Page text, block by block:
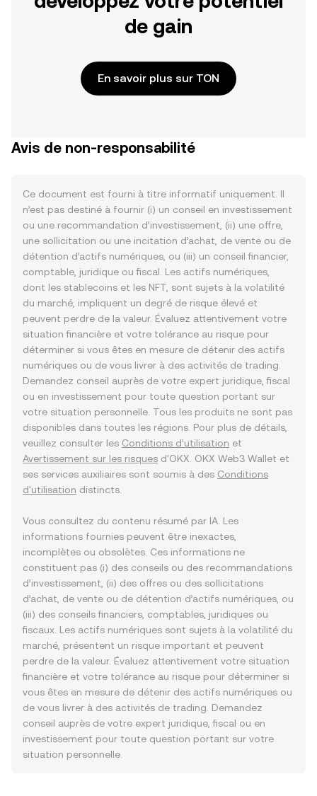
de gain
En savoir plus sur TON
Avis de non-responsabilité
Ce document est fourni à titre informatif uniquement. Il
n’est pas destiné à fournir (i) un conseil en investissement
ou une recommandation d’investissement, (ii) une offre,
une sollicitation ou une incitation d’achat, de vente ou de
détention d’actifs numériques, ou (iii) un conseil financier,
comptable, juridique ou fiscal. Les actifs numériques,
dont les stablecoins et les NFT, sont sujets à la volatilité
du marché, impliquent un degré de risque élevé et
peuvent perdre de la valeur. Évaluez attentivement votre
situation financière et votre tolérance au risque pour
déterminer si vous êtes en mesure de détenir des actifs
numériques ou de vous livrer à des activités de trading.
Demandez conseil auprès de votre expert juridique, fiscal
ou en investissement pour toute question portant sur
votre situation personnelle. Tous les produits ne sont pas
disponibles dans toutes les régions. Pour plus de détails,
veuillez consulter les Conditions d’utilisation et
Avertissement sur les risques d'OKX. OKX Web3 Wallet et
ses services auxiliaires sont soumis à des Conditions
d'utilisation distincts.
Vous consultez du contenu résumé par IA. Les
informations fournies peuvent être inexactes,
incomplètes ou obsolètes. Ces informations ne
constituent pas (i) des conseils ou des recommandations
d’investissement, (ii) des offres ou des sollicitations
d’achat, de vente ou de détention d’actifs numériques, ou
(iii) des conseils financiers, comptables, juridiques ou
fiscaux. Les actifs numériques sont sujets à la volatilité du
marché, présentent un risque important et peuvent
perdre de la valeur. Évaluez attentivement votre situation
financière et votre tolérance au risque pour déterminer si
vous êtes en mesure de détenir des actifs numériques ou
de vous livrer à des activités de trading. Demandez
conseil auprès de votre expert juridique, fiscal ou en
investissement pour toute question portant sur votre
situation personnelle.